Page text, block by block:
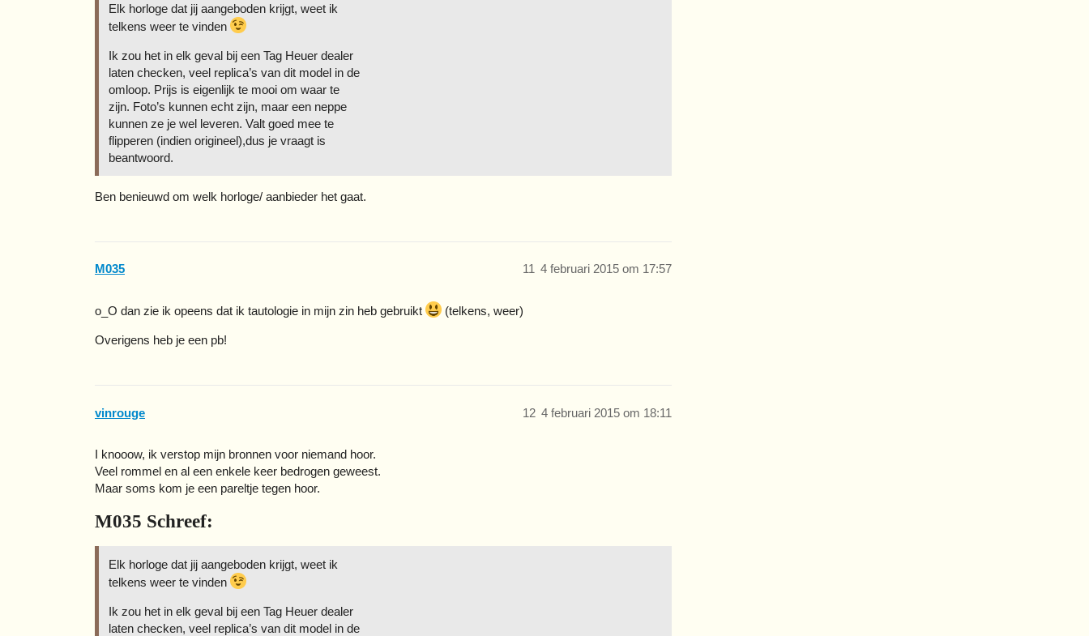
Elk horloge dat jij aangeboden krijgt, weet ik
telkens weer te vinden
Ik zou het in elk geval bij een Tag Heuer dealer
laten checken, veel replica’s van dit model in de
omloop. Prijs is eigenlijk te mooi om waar te
zijn. Foto’s kunnen echt zijn, maar een neppe
kunnen ze je wel leveren. Valt goed mee te
flipperen (indien origineel),dus je vraagt is
beantwoord.
Ben benieuwd om welk horloge/ aanbieder het gaat.
M035 4 februari 2015 om 17:57
11
o_O dan zie ik opeens dat ik tautologie in mijn zin heb gebruikt (telkens, weer)
Overigens heb je een pb!
vinrouge 4 februari 2015 om 18:11
12
I knooow, ik verstop mijn bronnen voor niemand hoor.
Veel rommel en al een enkele keer bedrogen geweest.
Maar soms kom je een pareltje tegen hoor.
M035 Schreef:
Elk horloge dat jij aangeboden krijgt, weet ik
telkens weer te vinden
Ik zou het in elk geval bij een Tag Heuer dealer
laten checken, veel replica’s van dit model in de